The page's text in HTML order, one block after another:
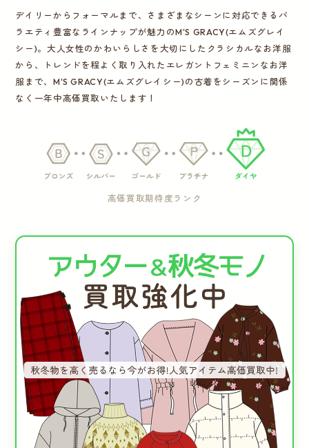
デイリーからフォーマルまで、さまざまなシーンに対応できるバ
ラエティ豊富なラインナップが魅力のM'S GRACY(エムズグレイ
シー)。大人女性のかわいらしさを大切にしたクラシカルなお洋服
から、トレンドを程よく取り入れたエレガントフェミニンなお洋
服まで、M'S GRACY(エムズグレイシー)の古着をシーズンに関係
なく一年中高価買取いたします！
高価買取期待度ランク